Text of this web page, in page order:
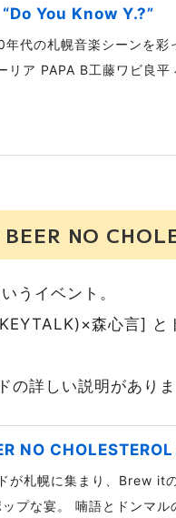
You Know Y.?”
代の札幌音楽シーンを
ア PAPA B ​工藤ワビ良
NO
うイベント。
森心言] と
の詳しい説明がありま
NO
札幌に集まり、Brew it
プな宴。 喃語とドンマ